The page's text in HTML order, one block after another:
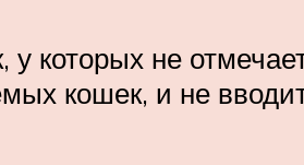
у которых не
кошек, и не